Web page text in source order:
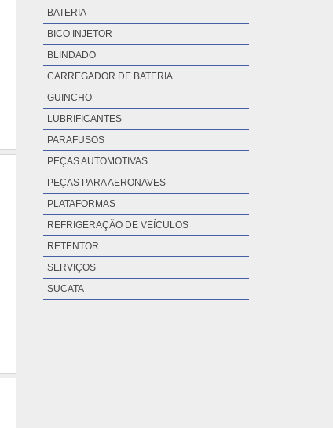
BATERIA
BICO INJETOR
BLINDADO
CARREGADOR DE BATERIA
GUINCHO
LUBRIFICANTES
PARAFUSOS
PEÇAS AUTOMOTIVAS
PEÇAS PARA AERONAVES
PLATAFORMAS
REFRIGERAÇÃO DE VEÍCULOS
RETENTOR
SERVIÇOS
SUCATA